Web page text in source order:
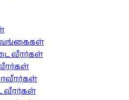
வீரர்கள்
வீரர்கள்